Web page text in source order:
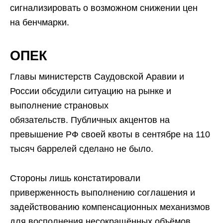
сигнализировать о возможном снижении цен
на бенчмарки.
ОПЕК
Главы министерств Саудовской Аравии и
России обсудили ситуацию на рынке и
выполнение страновых
обязательств. Публичных акцентов на
превышение РФ своей квоты в сентябре на 110
тысяч баррелей сделано не было.
Стороны лишь констатировали
приверженность выполнению соглашения и
задействованию компенсационных механизмов